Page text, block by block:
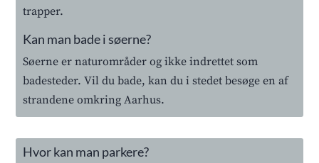
trapper.
Kan man bade i søerne?
Søerne er naturområder og ikke indrettet som
badesteder. Vil du bade, kan du i stedet besøge en af
strandene omkring Aarhus.
Hvor kan man parkere?